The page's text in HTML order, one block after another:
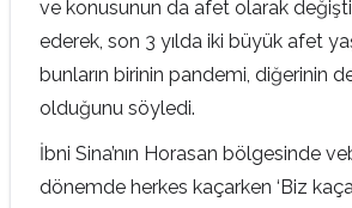
ve konusunun da afet olarak
ederek, son 3 yılda iki büyük afet
bunların birinin pandemi, diğerinin
olduğunu söyledi.
İbni Sina’nın Horasan bölgesinde
dönemde herkes kaçarken ‘Biz